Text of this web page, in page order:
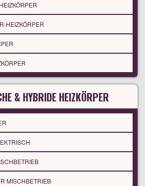
HEIZKÖRPER
& HYBRIDE HEIZKÖRPER
MISCHBETRIEB